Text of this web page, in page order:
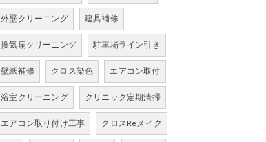
外壁クリーニング
建具補修
換気扇クリーニング
駐車場ライン引き
壁紙補修
クロス染色
エアコン取付
浴室クリーニング
クリニック定期清掃
エアコン取り付け工事
クロスReメイク